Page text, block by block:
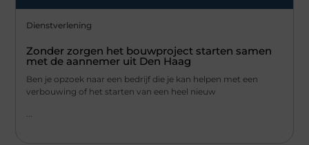
Dienstverlening
Zonder zorgen het bouwproject starten samen
met de aannemer uit Den Haag
Ben je opzoek naar een bedrijf die je kan helpen met een
verbouwing of het starten van een heel nieuw